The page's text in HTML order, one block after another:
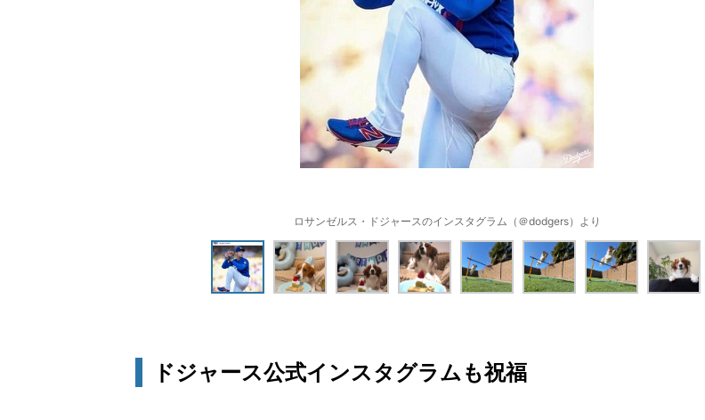
ロサンゼルス・ドジャースのインスタグラム（＠dodgers）より
ドジャース公式インスタグラムも祝福